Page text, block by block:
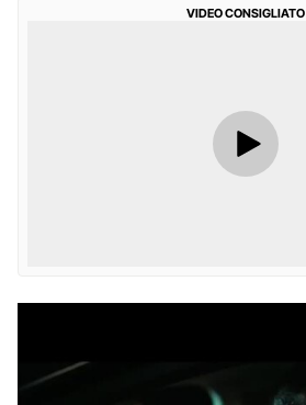
VIDEO CONSIGLIATO